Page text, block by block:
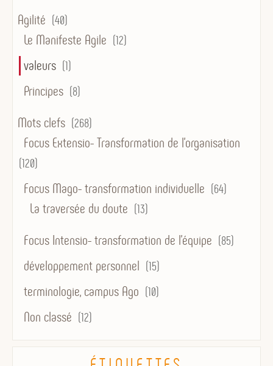
Agilité (40)
Le Manifeste Agile (12)
valeurs (1)
Principes (8)
Mots clefs (268)
Focus Extensio- Transformation de l'organisation
(120)
Focus Mago- transformation individuelle (64)
La traversée du doute (13)
Focus Intensio- transformation de l'équipe (85)
développement personnel (15)
terminologie, campus Ago (10)
Non classé (12)